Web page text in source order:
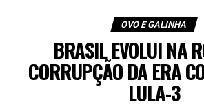
OVO E GALINHA
BRASIL EVOLUI NA
CORRUPÇÃO DA ERA
LULA-3